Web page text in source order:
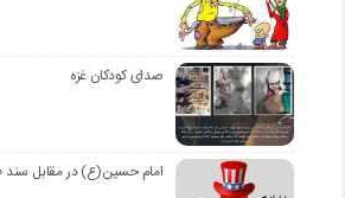
صدای کودکان غزه
امام حسین(ع) در مقابل سند ۲۰۳۰